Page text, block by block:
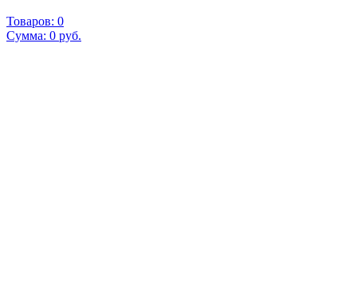
Товаров: 0
Сумма: 0 руб.